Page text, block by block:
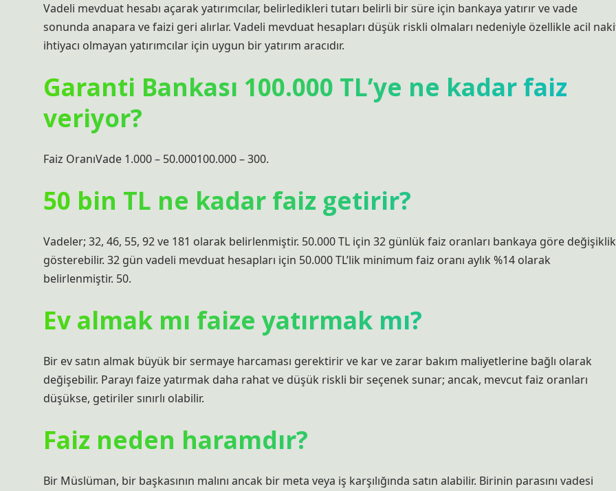
Vadeli mevduat hesabı açarak yatırımcılar, belirledikleri tutarı belirli bir süre için bankaya yatırır ve vade
sonunda anapara ve faizi geri alırlar. Vadeli mevduat hesapları düşük riskli olmaları nedeniyle özellikle acil
ihtiyacı olmayan yatırımcılar için uygun bir yatırım aracıdır.
Garanti Bankası 100.000 TL’ye ne kadar faiz
veriyor?
Faiz OranıVade 1.000 – 50.000100.000 – 300.
50 bin TL ne kadar faiz getirir?
Vadeler; 32, 46, 55, 92 ve 181 olarak belirlenmiştir. 50.000 TL için 32 günlük faiz oranları bankaya göre değişiklik
gösterebilir. 32 gün vadeli mevduat hesapları için 50.000 TL’lik minimum faiz oranı aylık %14 olarak
belirlenmiştir. 50.
Ev almak mı faize yatırmak mı?
Bir ev satın almak büyük bir sermaye harcaması gerektirir ve kar ve zarar bakım maliyetlerine bağlı olarak
değişebilir. Parayı faize yatırmak daha rahat ve düşük riskli bir seçenek sunar; ancak, mevcut faiz oranları
düşükse, getiriler sınırlı olabilir.
Faiz neden haramdır?
Bir Müslüman, bir başkasının malını ancak bir meta veya iş karşılığında satın alabilir. Birinin parasını vadesi